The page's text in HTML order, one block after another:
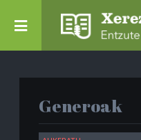
Generoak